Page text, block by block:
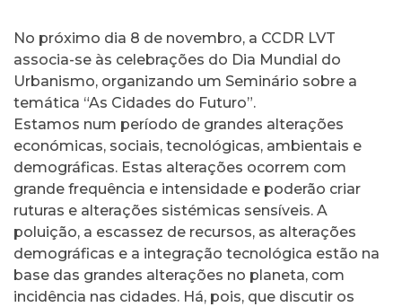
No próximo dia 8 de novembro, a CCDR LVT
associa-se às celebrações do Dia Mundial do
Urbanismo, organizando um Seminário sobre a
temática “As Cidades do Futuro”.
Estamos num período de grandes alterações
económicas, sociais, tecnológicas, ambientais e
demográficas. Estas alterações ocorrem com
grande frequência e intensidade e poderão criar
ruturas e alterações sistémicas sensíveis. A
poluição, a escassez de recursos, as alterações
demográficas e a integração tecnológica estão na
base das grandes alterações no planeta, com
incidência nas cidades. Há, pois, que discutir os